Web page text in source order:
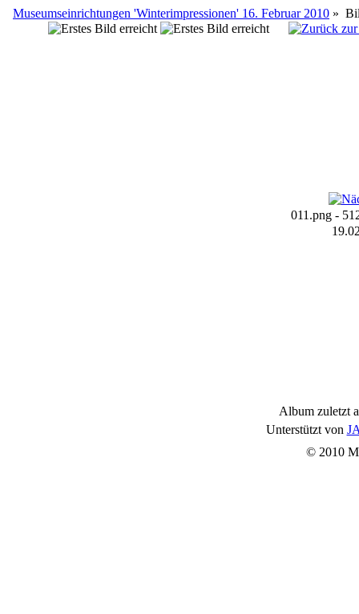
Museumseinrichtungen 'Winterimpressionen' 16. Februar 2010 »
011.png -
Album zuletzt
Unterstützt von
© 2010